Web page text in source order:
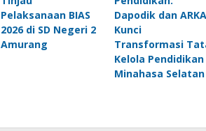
Pelaksanaan BIAS
2026 di SD Negeri 2
Amurang
Dapodik dan
Kunci
Transformasi
Kelola Pendidikan
Minahasa Selatan